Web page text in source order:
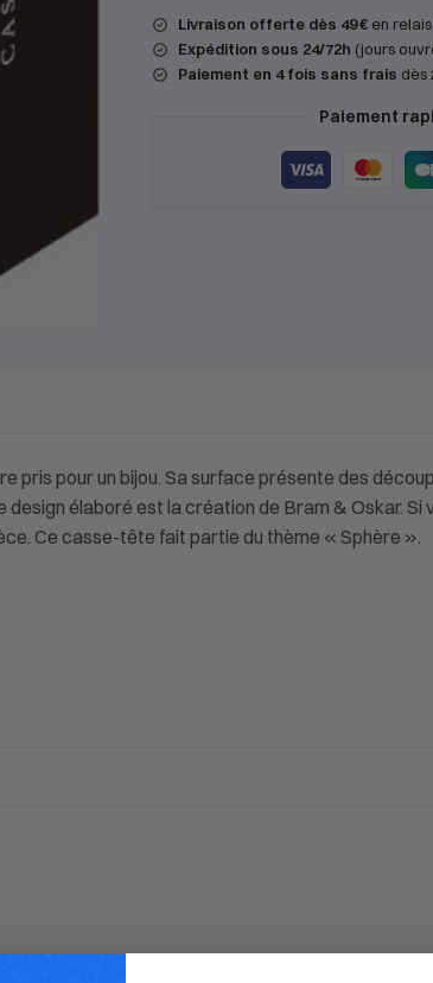
Livraison offerte dès 49 €en
Expédition sous 24/72h (jours
Paiement en 4 fois sans frais dès
Paiement
pris pour un bijou. Sa surface présente des
élaboré est la création de Bram & Oskar. Si
Ce casse-tête fait partie du thème « Sphère ».